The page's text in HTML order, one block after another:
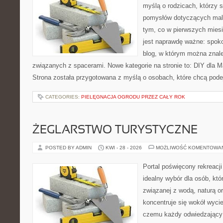
myślą o rodzicach, którzy
pomysłów dotyczących
tym, co w pierwszych
jest naprawdę ważne:
blog, w którym można
związanych z spacerami. Nowe kategorie na stronie to: DIY dla
Strona została przygotowana z myślą o osobach, które chcą
CATEGORIES: PIELĘGNACJA OGRODU PRZEZ CAŁY ROK
ŻEGLARSTWO TURYSTYCZNE
POSTED BY ADMIN KWI - 28 - 2026 MOŻLIWOŚĆ
Portal poświęcony
idealny wybór dla osób,
związanej z wodą, naturą
koncentruje się wokół
czemu każdy